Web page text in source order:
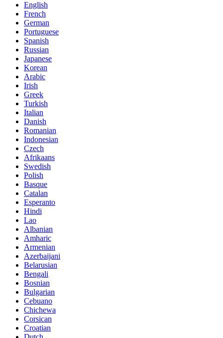
English
French
German
Portuguese
Spanish
Russian
Japanese
Korean
Arabic
Irish
Greek
Turkish
Italian
Danish
Romanian
Indonesian
Czech
Afrikaans
Swedish
Polish
Basque
Catalan
Esperanto
Hindi
Lao
Albanian
Amharic
Armenian
Azerbaijani
Belarusian
Bengali
Bosnian
Bulgarian
Cebuano
Chichewa
Corsican
Croatian